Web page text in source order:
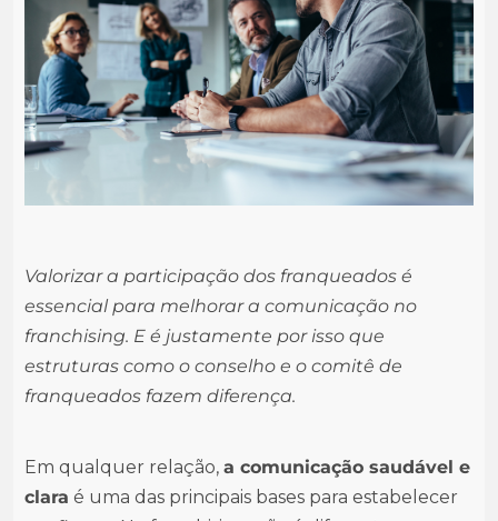
Valorizar a participação dos franqueados é
essencial para melhorar a comunicação no
franchising. E é justamente por isso que
estruturas como o conselho e o comitê de
franqueados fazem diferença.
Em qualquer relação, a comunicação saudável e
clara é uma das principais bases para estabelecer